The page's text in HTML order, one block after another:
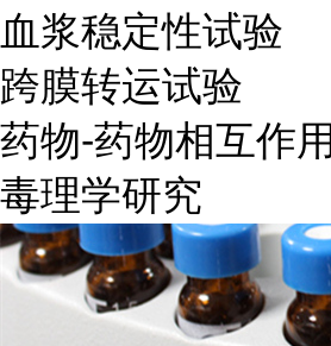
血浆稳定性试验
跨膜转运试验
药物-药物相互作用
毒理学研究